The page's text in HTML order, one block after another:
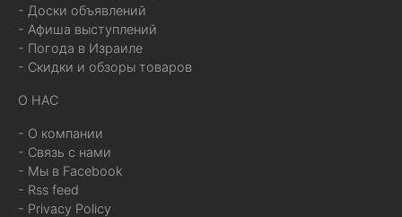
- Доски объявлений
- Афиша выступлений
- Погода в Израиле
- Скидки и обзоры товаров
О НАС
- О компании
- Связь с нами
- Мы в Facebook
- Rss feed
- Privacy Policy